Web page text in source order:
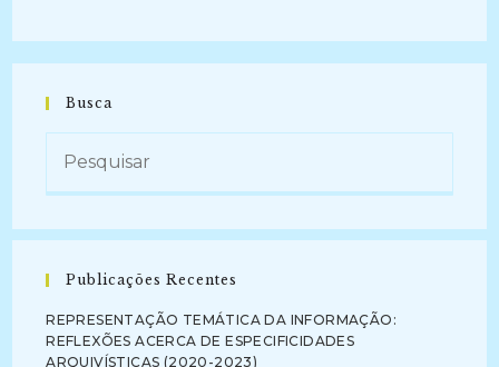
Busca
Publicações Recentes
REPRESENTAÇÃO TEMÁTICA DA INFORMAÇÃO:
REFLEXÕES ACERCA DE ESPECIFICIDADES
ARQUIVÍSTICAS (2020-2023)